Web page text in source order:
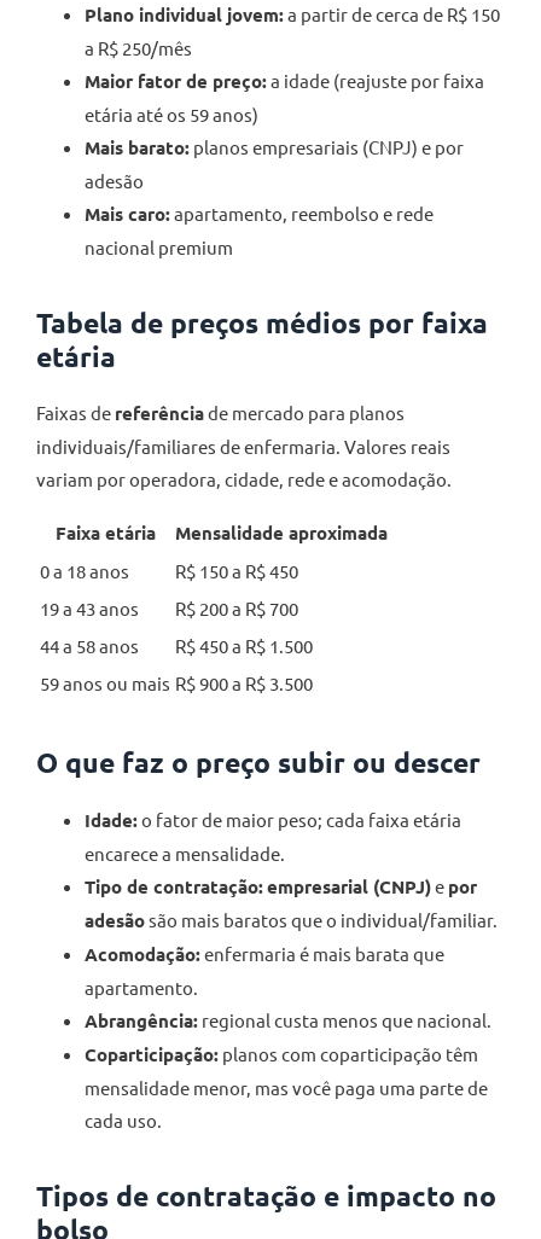
Plano individual jovem:a partir de cerca de R$ 150
a R$ 250/mês
Maior fator de preço:a idade (reajuste por faixa
etária até os 59 anos)
Mais barato: planos empresariais (CNPJ) e por
adesão
Mais caro:apartamento, reembolso e rede
nacional premium
Tabela de preços médios por faixa
etária
Faixas de referênciade mercado para planos
individuais/familiares de enfermaria. Valores reais
variam por operadora, cidade, rede e acomodação.
Faixa etária Mensalidade aproximada
0 a 18 anos
R$ 150 a R$ 450
19 a 43 anos
R$ 200 a R$ 700
44 a 58 anos
R$ 450 a R$ 1.500
59 anos ou mais R$ 900 a R$ 3.500
O que faz o preço subir ou descer
Idade:o fator de maior peso; cada faixa etária
encarece a mensalidade.
Tipo de contratação:empresarial (CNPJ)e por
adesãosão mais baratos que o individual/familiar.
Acomodação:enfermaria é mais barata que
apartamento.
Abrangência: regional custa menos que nacional.
Coparticipação: planos com coparticipação têm
mensalidade menor, mas você paga uma parte de
cada uso.
Tipos de contratação e impacto no
bolso